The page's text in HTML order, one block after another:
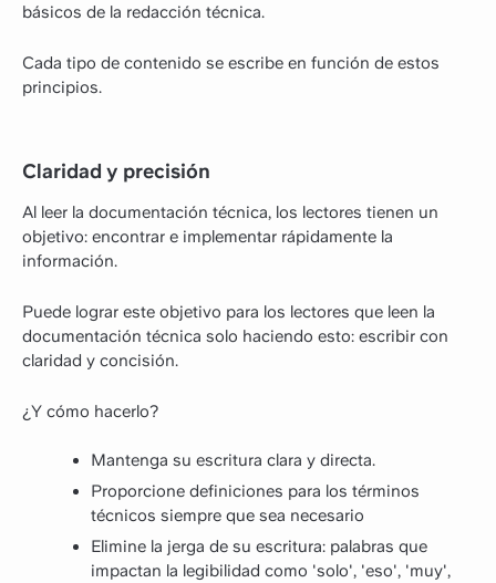
básicos de la redacción técnica.
Cada tipo de contenido se escribe en función de estos
principios.
Claridad y precisión
Al leer la documentación técnica, los lectores tienen un
objetivo: encontrar e implementar rápidamente la
información.
Puede lograr este objetivo para los lectores que leen la
documentación técnica solo haciendo esto: escribir con
claridad y concisión.
¿Y cómo hacerlo?
Mantenga su escritura clara y directa.
Proporcione definiciones para los términos
técnicos siempre que sea necesario
Elimine la jerga de su escritura: palabras que
impactan la legibilidad como 'solo', 'eso', 'muy',